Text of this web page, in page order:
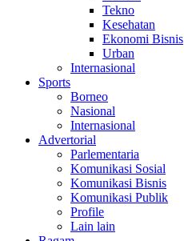
Tekno
Kesehatan
Ekonomi Bisnis
Urban
Internasional
Sports
Borneo
Nasional
Internasional
Advertorial
Parlementaria
Komunikasi Sosial
Komunikasi Bisnis
Komunikasi Publik
Profile
Lain lain